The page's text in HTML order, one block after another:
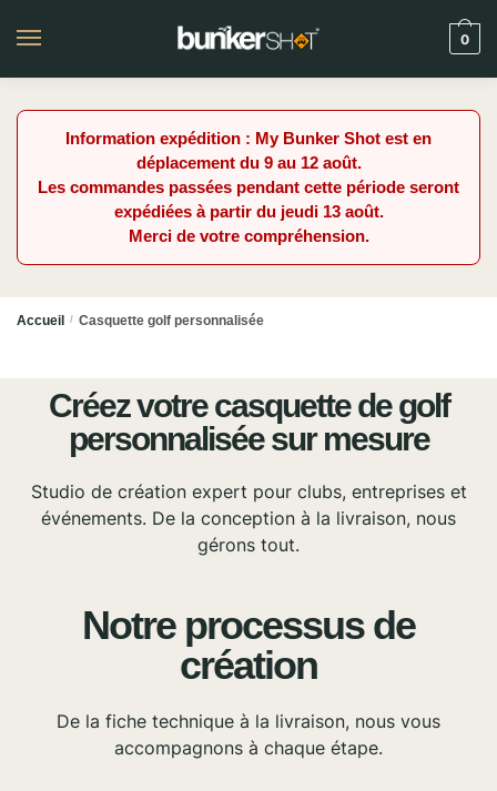
0
Information expédition : My Bunker Shot est en
déplacement du 9 au 12 août.
Les commandes passées pendant cette période seront
expédiées à partir du jeudi 13 août.
Merci de votre compréhension.
Accueil / Casquette golf personnalisée
Créez votre casquette de golf
personnalisée sur mesure
Studio de création expert pour clubs, entreprises et
événements. De la conception à la livraison, nous
gérons tout.
Notre processus de
création
De la fiche technique à la livraison, nous vous
accompagnons à chaque étape.